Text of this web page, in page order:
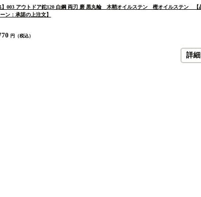
】003 アウトドア鉈120 白鋼 両刃 磨 黒丸輪 木鞘オイルステン 樫オイルステン
ン：承諾の上注文】
円（税込）
詳